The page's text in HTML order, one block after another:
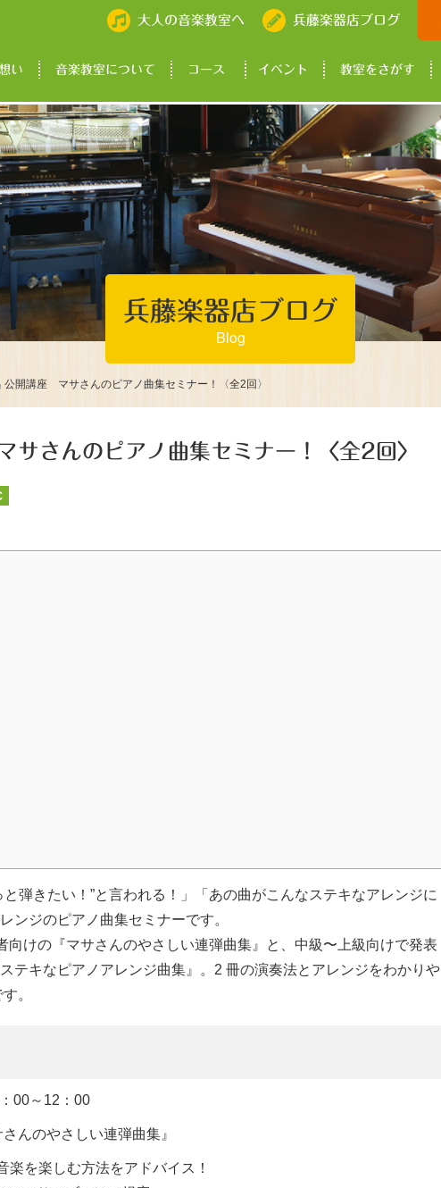
大人の音楽教室へ 兵藤楽器店ブログ
い 音楽教室について コース イベント 教室をさがす
兵藤楽器店ブログ
Blog
公開講座 マサさんのピアノ曲集セミナー！〈全2回〉
さんのピアノ曲集セミナー！〈全2回〉
と弾きたい！”と言われる！」「あの曲がこんなステキなアレンジに
ンジのピアノ曲集セミナーです。
向けの『マサさんのやさしい連弾曲集』と、中級〜上級向けで発表
テキなピアノアレンジ曲集』。2 冊の演奏法とアレンジをわかりや
。
00～12：00
んのやさしい連弾曲集』
を楽しむ方法をアドバイス！